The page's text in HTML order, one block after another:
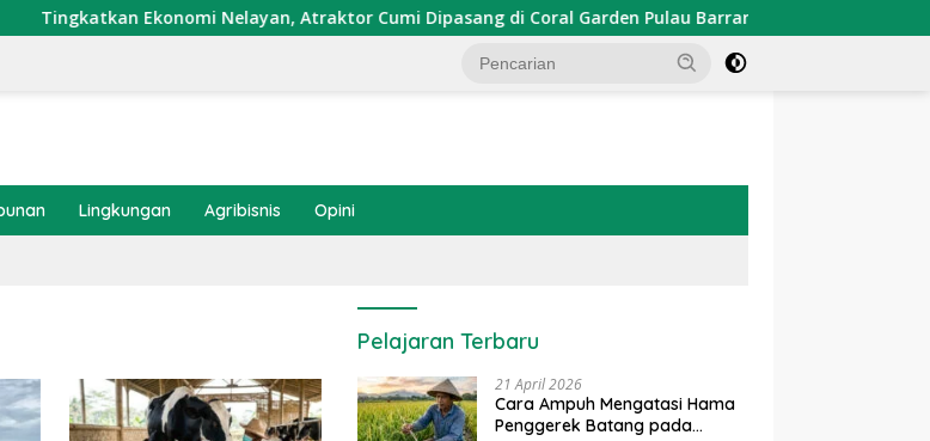
Ekonomi Nelayan, Atraktor Cumi Dipasang di Coral Garden Pulau Barrang Caddi
Lingkungan Agribisnis Opini
Pelajaran Terbaru
21 April 2026
Cara Ampuh Mengatasi Hama
Penggerek Batang pada